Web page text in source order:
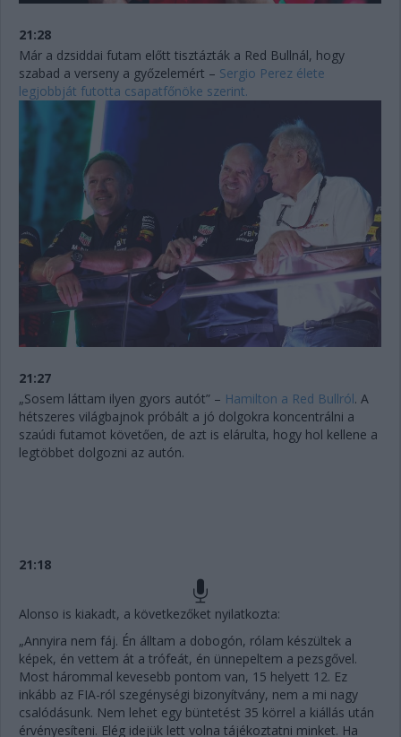
21:28
Már a dzsiddai futam előtt tisztázták a Red Bullnál, hogy
szabad a verseny a győzelemért – Sergio Perez élete
legjobbját futotta csapatfőnöke szerint.
21:27
„Sosem láttam ilyen gyors autót” – Hamilton a Red Bullról. A
hétszeres világbajnok próbált a jó dolgokra koncentrálni a
szaúdi futamot követően, de azt is elárulta, hogy hol kellene a
legtöbbet dolgozni az autón.
21:18
Alonso is kiakadt, a következőket nyilatkozta:
„Annyira nem fáj. Én álltam a dobogón, rólam készültek a
képek, én vettem át a trófeát, én ünnepeltem a pezsgővel.
Most hárommal kevesebb pontom van, 15 helyett 12. Ez
inkább az FIA-ról szegénységi bizonyítvány, nem a mi nagy
csalódásunk. Nem lehet egy büntetést 35 körrel a kiállás után
érvényesíteni. Elég idejük lett volna tájékoztatni minket. Ha